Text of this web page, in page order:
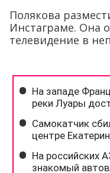
Полякова
Инстаграме. Она
телевидение в